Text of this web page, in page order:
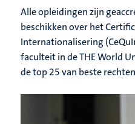
Alle opleidingen zijn
beschikken over het
Internationalisering
faculteit in de THE World
de top 25 van beste